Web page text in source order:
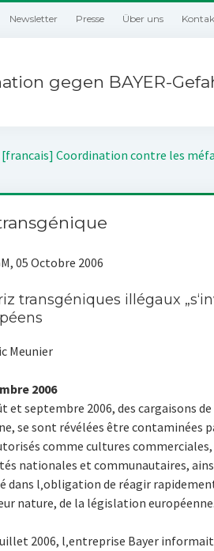
Newsletter Presse Über uns
gegen BAYER-
[francais] Coordination contre les
05 Octobre 2006
transgéniques illégaux
Meunier
2006
et septembre 2006, des cargaisons
se sont révélées être contaminées
comme cultures
nationales et communautaires,
dans l‚obligation de réagir rapidement.
nature, de la législation européenne.
2006, l‚entreprise Bayer